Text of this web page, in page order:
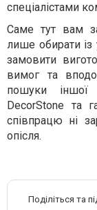
спеціалістами
Саме тут вам
лише обирати із
замовити
вимог та
пошуки іншої
DecorStone та
співпрацю ні
опісля.
Поділіться та